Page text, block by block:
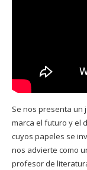
Se nos presenta un
marca el futuro y el
cuyos papeles se
nos advierte como
profesor de